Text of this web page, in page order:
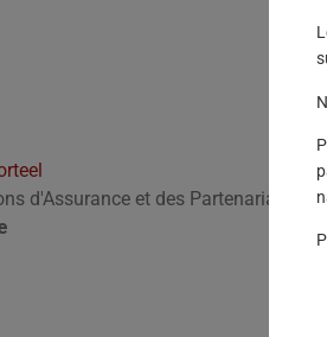
d'Assurance et des Partenariats